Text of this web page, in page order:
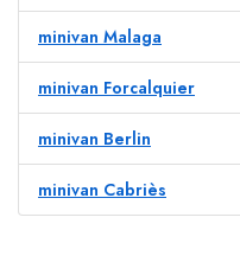
minivan Malaga
minivan Forcalquier
minivan Berlin
minivan Cabriès